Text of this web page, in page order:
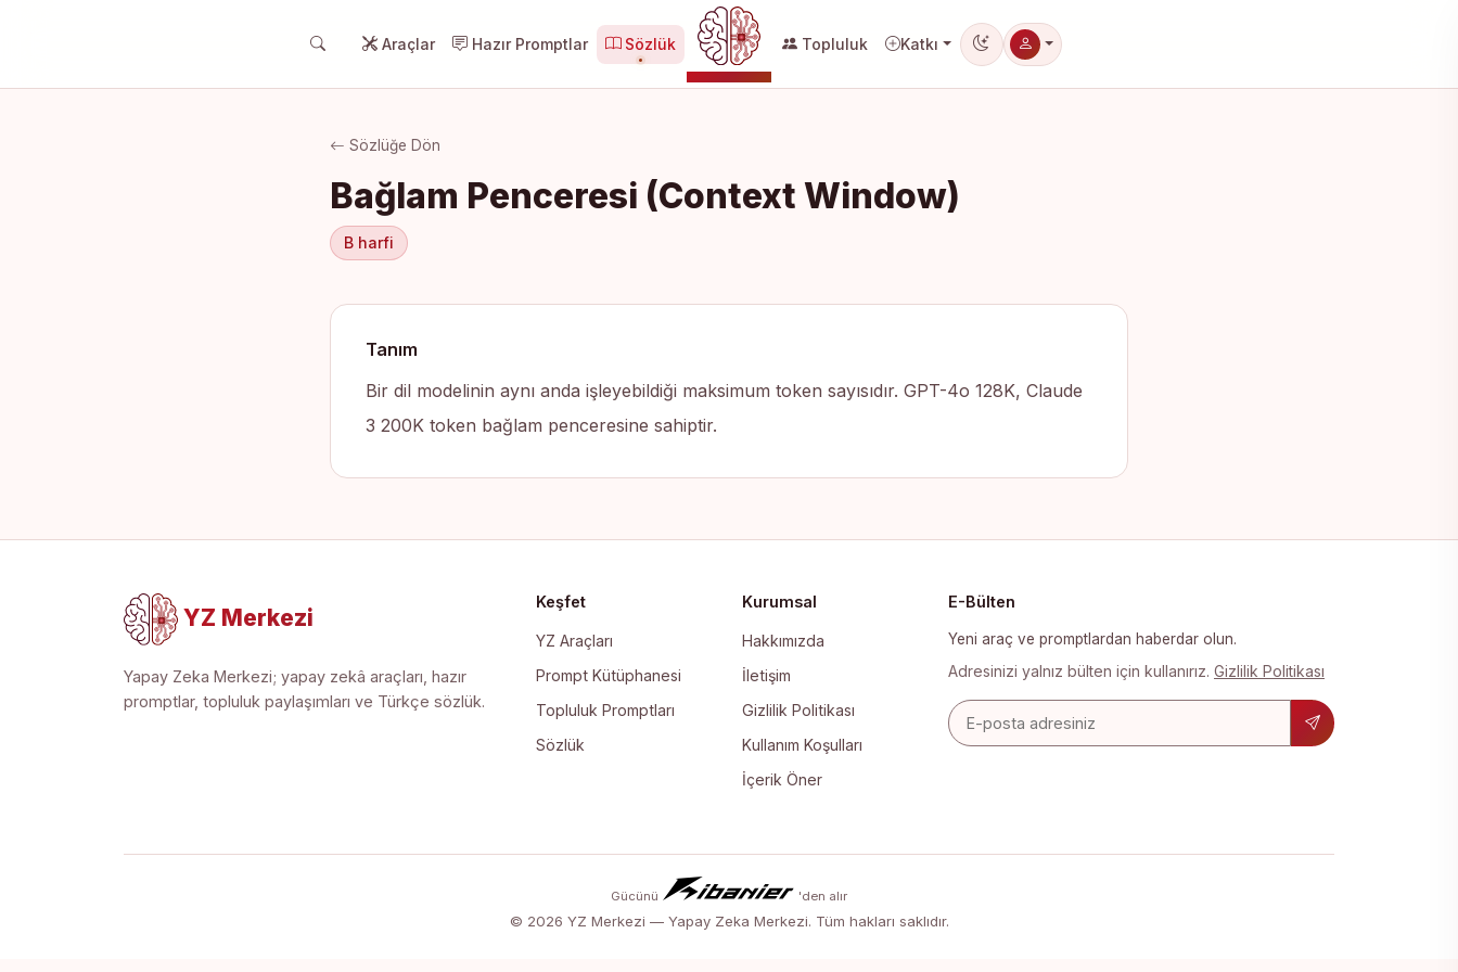
Araçlar Hazır Promptlar Sözlük
YZ MERKEZI
Topluluk Katkı
Koyu tema
Sözlüğe Dön
Bağlam Penceresi (Context Window)
B harfi
Tanım
Bir dil modelinin aynı anda işleyebildiği maksimum token sayısıdır. GPT-4o 128K, Claude
3 200K token bağlam penceresine sahiptir.
YZ Merkezi
Yapay Zeka Merkezi; yapay zekâ araçları, hazır
promptlar, topluluk paylaşımları ve Türkçe sözlük.
Keşfet
YZ Araçları
Prompt Kütüphanesi
Topluluk Promptları
Sözlük
Kurumsal
Hakkımızda
İletişim
Gizlilik Politikası
Kullanım Koşulları
İçerik Öner
E-Bülten
Yeni araç ve promptlardan haberdar olun.
Adresinizi yalnız bülten için kullanırız. Gizlilik Politikası
E-posta adresi
Gücünü 'den alır
© 2026 YZ Merkezi — Yapay Zeka Merkezi. Tüm hakları saklıdır.